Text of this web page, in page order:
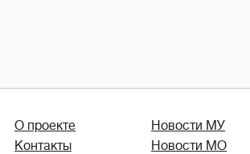
О проекте
Контакты
Новости МУ
Новости МО